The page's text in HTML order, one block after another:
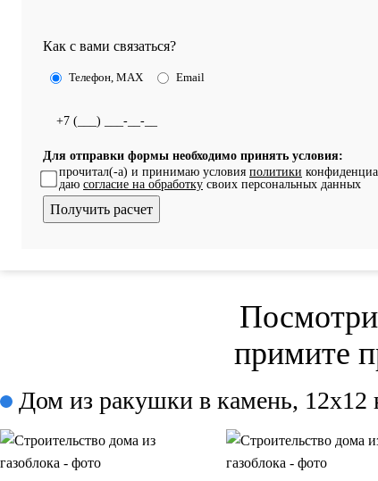
Как с вами связаться?
Телефон, MAX Email
Для отправки формы необходимо принять условия:
прочитал(-а) и принимаю условия политики
даю согласие на обработку своих персональных данных
примите
Дом из ракушки в камень, 12x12